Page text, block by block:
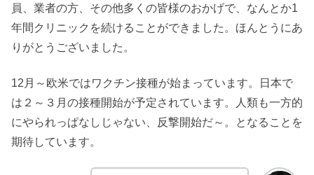
員、業者の方、その他多くの皆様のおかげで、なんとか1
年間クリニックを続けることができました。ほんとうにあ
りがとうございました。
12月～欧米ではワクチン接種が始まっています。日本で
は２～３月の接種開始が予定されています。人類も一方的
にやられっぱなしじゃない、反撃開始だ～。となることを
期待しています。